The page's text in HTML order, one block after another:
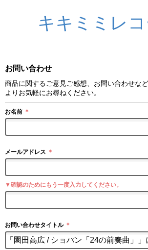
キキミミレ
お問い合わせ
商品に関するご意見ご感想、お問い合わせな
よりお気軽にお尋ねください。
お名前 ＊
メールアドレス ＊
▼確認のためにもう一度入力してください。
お問い合わせタイトル ＊